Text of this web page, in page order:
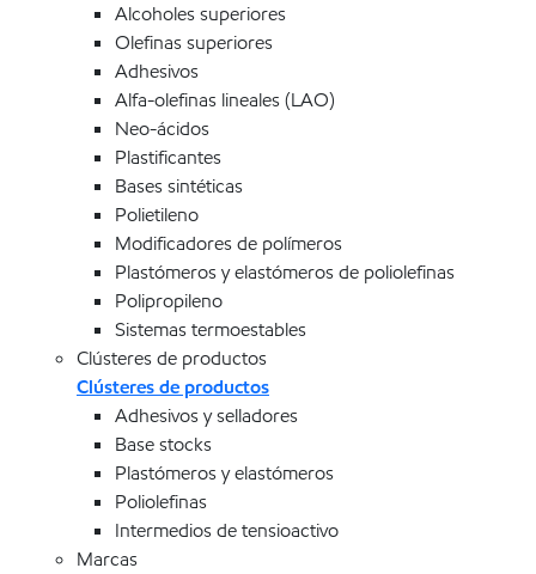
Alcoholes superiores
Olefinas superiores
Adhesivos
Alfa-olefinas lineales (LAO)
Neo-ácidos
Plastificantes
Bases sintéticas
Polietileno
Modificadores de polímeros
Plastómeros y elastómeros de poliolefinas
Polipropileno
Sistemas termoestables
Clústeres de productos
Clústeres de productos
Adhesivos y selladores
Base stocks
Plastómeros y elastómeros
Poliolefinas
Intermedios de tensioactivo
Marcas